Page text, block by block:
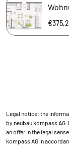
Legal notice: the
by neubau kompass
an offer in the legal
kompass AG in